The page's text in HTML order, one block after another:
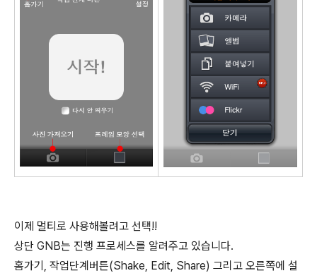
이제 멀티로 사용해볼려고 선택!!
상단 GNB는 진행 프로세스를 알려주고 있습니다.
홈가기, 작업단계버튼(Shake, Edit, Share) 그리고 오른쪽에 설